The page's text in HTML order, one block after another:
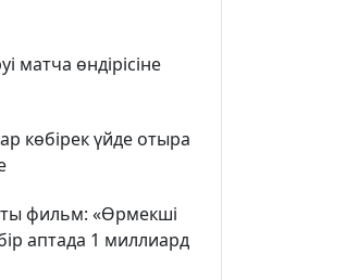
матча өндірісіне
көбірек үйде отыра
фильм: «Өрмекші
аптада 1 миллиард